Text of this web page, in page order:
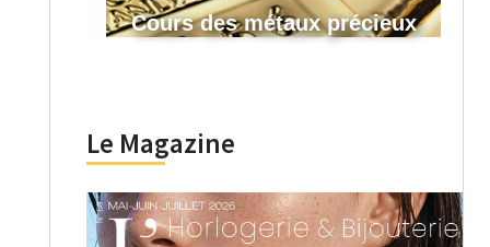
Cours des métaux précieux
Le Magazine